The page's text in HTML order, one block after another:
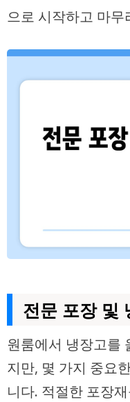
으로 시작하고 마무
전문 포장 및
원룸에서 냉장고를
지만, 몇 가지 중요
니다. 적절한 포장